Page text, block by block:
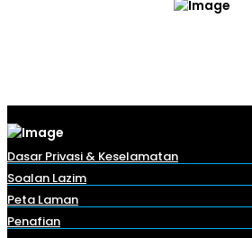
Dasar Privasi & Keselamatan
Soalan Lazim
Peta Laman
Penafian